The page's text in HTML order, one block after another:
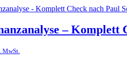
– Komplett
MwSt.